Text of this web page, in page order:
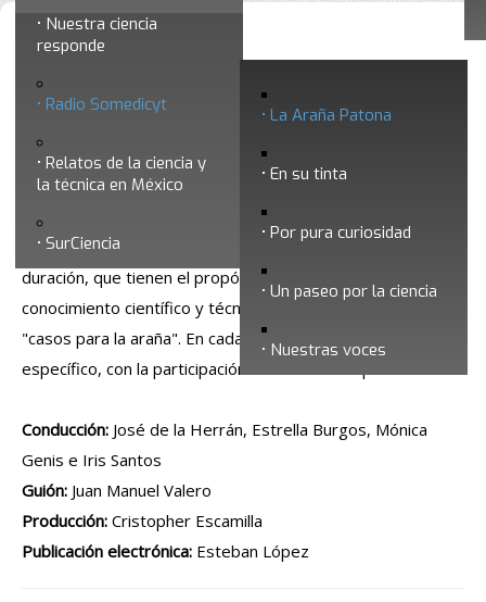
Nuestra ciencia
responde
Radio Somedicyt La Araña Patona
En su tinta
Por pura curiosidad
Un paseo por la ciencia
Nuestras voces
Relatos de la ciencia y
la técnica en México
SurCiencia
La Araña Patona
Esta serie está integrada por programas de 25 minutos de
duración, que tienen el propósito de acercar al público al
conocimiento científico y técnico, a través de supuestos
"casos para la araña". En cada programa se aborda un caso
específico, con la participación de distintos especialistas.
Conducción: José de la Herrán, Estrella Burgos, Mónica
Genis e Iris Santos
Guión: Juan Manuel Valero
Producción: Cristopher Escamilla
Publicación electrónica: Esteban López